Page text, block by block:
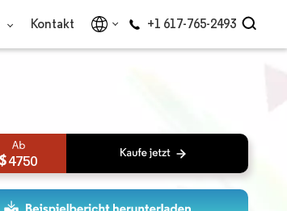
Kontakt +1 617-765-2493
4750